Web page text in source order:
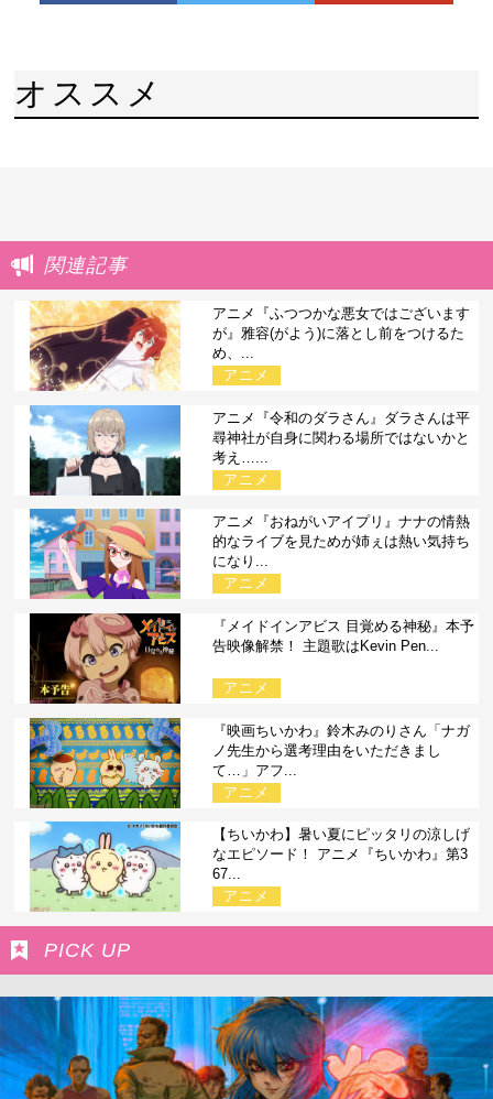
オススメ
関連記事
アニメ『ふつつかな悪女ではございます
が』雅容(がよう)に落とし前をつけるた
め、...
アニメ
アニメ『令和のダラさん』ダラさんは平
尋神社が自身に関わる場所ではないかと
考え…...
アニメ
アニメ『おねがいアイプリ』ナナの情熱
的なライブを見ためが姉ぇは熱い気持ち
になり...
アニメ
『メイドインアビス 目覚める神秘』本予
告映像解禁！ 主題歌はKevin Pen...
アニメ
『映画ちいかわ』鈴木みのりさん「ナガ
ノ先生から選考理由をいただきまし
て…」アフ...
アニメ
【ちいかわ】暑い夏にピッタリの涼しげ
なエピソード！ アニメ『ちいかわ』第3
67...
アニメ
PICK UP